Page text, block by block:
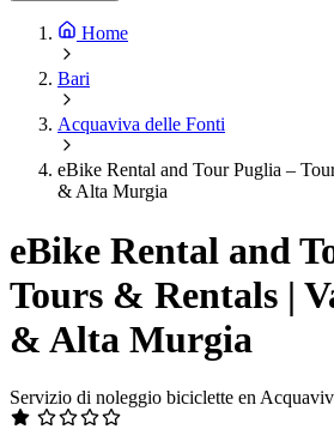
Home
Bari
Acquaviva delle Fonti
eBike Rental and Tour Puglia –
& Alta Murgia
eBike Rental and
Tours & Rentals |
& Alta Murgia
Servizio di noleggio biciclette en